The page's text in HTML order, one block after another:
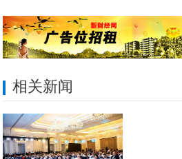
相关新闻